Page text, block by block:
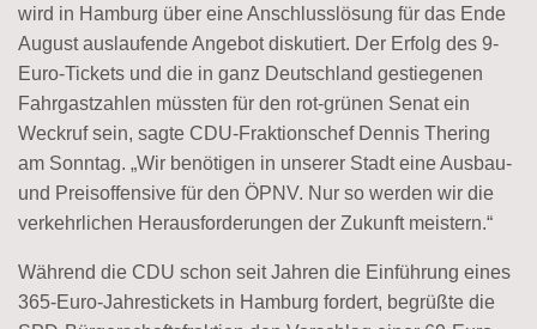
wird in Hamburg über eine Anschlusslösung für das Ende
August auslaufende Angebot diskutiert. Der Erfolg des 9-
Euro-Tickets und die in ganz Deutschland gestiegenen
Fahrgastzahlen müssten für den rot-grünen Senat ein
Weckruf sein, sagte CDU-Fraktionschef Dennis Thering
am Sonntag. „Wir benötigen in unserer Stadt eine Ausbau-
und Preisoffensive für den ÖPNV. Nur so werden wir die
verkehrlichen Herausforderungen der Zukunft meistern.“
Während die CDU schon seit Jahren die Einführung eines
365-Euro-Jahrestickets in Hamburg fordert, begrüßte die